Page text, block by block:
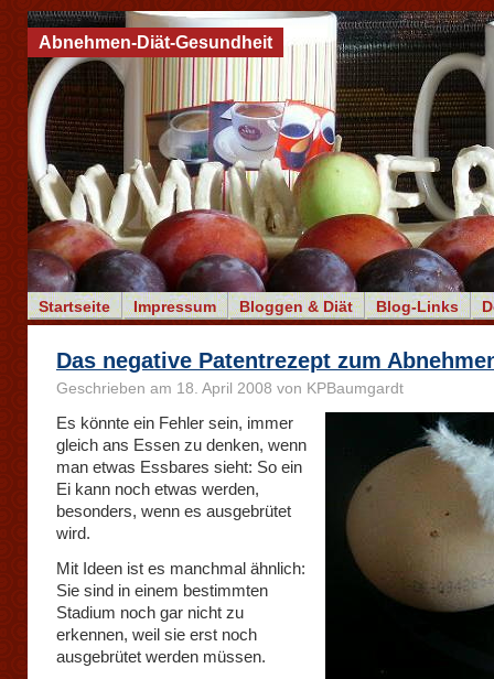
Startseite Impressum Bloggen & Diät Blog-Links
Abnehmen-Diät-Gesundheit
Das negative Patentrezept zum
Geschrieben am 18. April 2008 von KPBaumgardt
Es könnte ein Fehler sein, immer
gleich ans Essen zu denken, wenn
man etwas Essbares sieht: So ein
Ei kann noch etwas werden,
besonders, wenn es ausgebrütet
wird.
Mit Ideen ist es manchmal ähnlich:
Sie sind in einem bestimmten
Stadium noch gar nicht zu
erkennen, weil sie erst noch
ausgebrütet werden müssen.